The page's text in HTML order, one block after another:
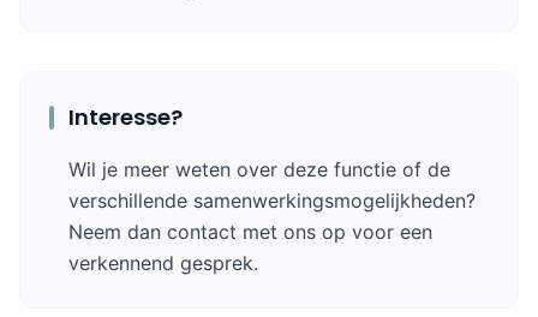
Interesse?
Wil je meer weten over deze functie of de
verschillende samenwerkingsmogelijkheden?
Neem dan contact met ons op voor een
verkennend gesprek.